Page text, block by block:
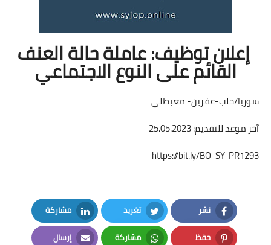
إعلان توظيف: عاملة حالة العنف
القائم على النوع الاجتماعي
سوريا/حلب-عفرين- معبطلي
آخر موعد للتقديم: 25.05.2023
https://bit.ly/BO-SY-PR1293
نشر
Facebook
تغريد
Twitter
مشاركة
LinkedIn
حفظ مشاركة إرسال